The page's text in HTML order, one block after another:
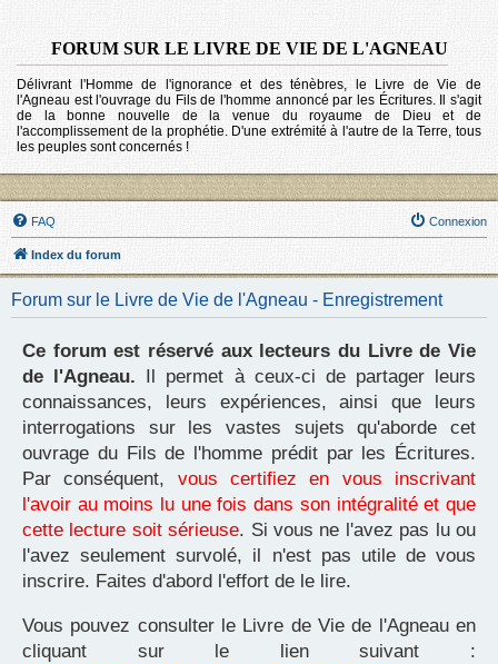
FORUM SUR LE LIVRE DE VIE DE L'AGNEAU
Délivrant l'Homme de l'ignorance et des ténèbres, le Livre de Vie de
l'Agneau est l'ouvrage du Fils de l'homme annoncé par les Écritures. Il s'agit
de la bonne nouvelle de la venue du royaume de Dieu et de
l'accomplissement de la prophétie. D'une extrémité à l'autre de la Terre, tous
les peuples sont concernés !
FAQ Connexion
Index du forum
Forum sur le Livre de Vie de l'Agneau - Enregistrement
Ce forum est réservé aux lecteurs du Livre de Vie
de l'Agneau. Il permet à ceux-ci de partager leurs
connaissances, leurs expériences, ainsi que leurs
interrogations sur les vastes sujets qu'aborde cet
ouvrage du Fils de l'homme prédit par les Écritures.
Par conséquent, vous certifiez en vous inscrivant
l'avoir au moins lu une fois dans son intégralité et que
cette lecture soit sérieuse. Si vous ne l'avez pas lu ou
l'avez seulement survolé, il n'est pas utile de vous
inscrire. Faites d'abord l'effort de le lire.
Vous pouvez consulter le Livre de Vie de l'Agneau en
cliquant sur le lien suivant :